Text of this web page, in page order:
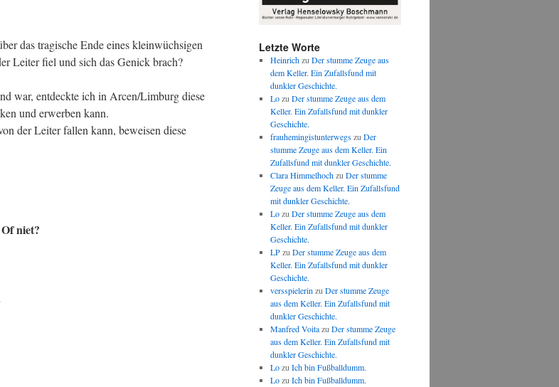
das tragische Ende eines kleinwüchsigen
Leiter fiel und sich das Genick brach?
war, entdeckte ich in Arcen/Limburg diese
und erwerben kann.
der Leiter fallen kann, beweisen diese
niet?
Letzte Worte
HeinrichzuDer stumme Zeuge aus
dem Keller. Ein Zufallsfund mit
dunkler Geschichte.
LozuDer stumme Zeuge aus dem
Keller. Ein Zufallsfund mit dunkler
Geschichte.
frauhemingistunterwegszuDer
stumme Zeuge aus dem Keller. Ein
Zufallsfund mit dunkler Geschichte.
Clara HimmelhochzuDer stumme
Zeuge aus dem Keller. Ein Zufallsfund
mit dunkler Geschichte.
LozuDer stumme Zeuge aus dem
Keller. Ein Zufallsfund mit dunkler
Geschichte.
LPzuDer stumme Zeuge aus dem
Keller. Ein Zufallsfund mit dunkler
Geschichte.
versspielerinzuDer stumme Zeuge
aus dem Keller. Ein Zufallsfund mit
dunkler Geschichte.
Manfred VoitazuDer stumme Zeuge
aus dem Keller. Ein Zufallsfund mit
dunkler Geschichte.
LozuIch bin Fußballdumm.
LozuIch bin Fußballdumm.